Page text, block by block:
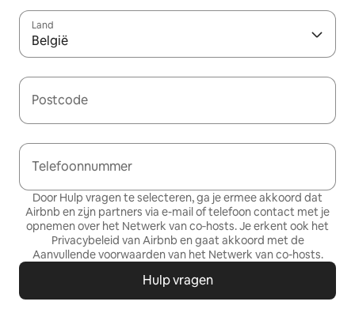
Land
België
Postcode
Telefoonnummer
Door Hulp vragen te selecteren, ga je ermee akkoord dat
Airbnb en zijn partners via e-mail of telefoon contact met je
opnemen over het Netwerk van co‑hosts. Je erkent ook het
Privacybeleid van Airbnb en gaat akkoord met de
Aanvullende voorwaarden van het Netwerk van co-hosts.
Hulp vragen